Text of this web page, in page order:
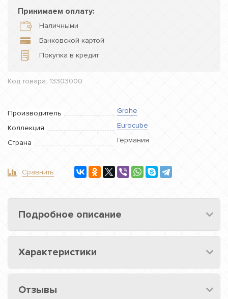
Принимаем оплату:
Наличными
Банковской картой
Покупка в кредит
Код товара: 13303000
Производитель
Grohe
Коллекция
Eurocube
Страна
Германия
Сравнить
Подробное описание
Характеристики
Отзывы